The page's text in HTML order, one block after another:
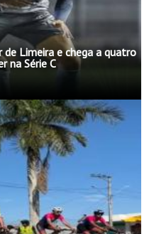
Limeira e chega a quatro
na Série C